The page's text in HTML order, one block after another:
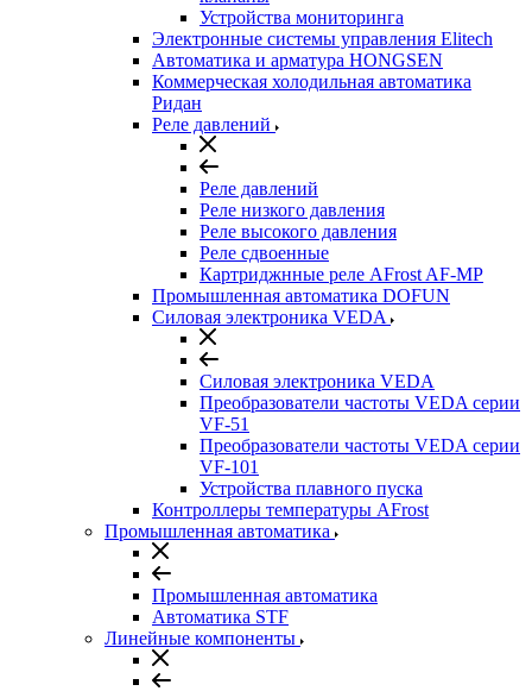
Устройства мониторинга
Электронные системы управления Elitech
Автоматика и арматура HONGSEN
Коммерческая холодильная автоматика
Ридан
Реле давлений
Реле давлений
Реле низкого давления
Реле высокого давления
Реле сдвоенные
Картриджнные реле AFrost AF-MP
Промышленная автоматика DOFUN
Силовая электроника VEDA
Силовая электроника VEDA
Преобразователи частоты VEDA серии
VF-51
Преобразователи частоты VEDA серии
VF-101
Устройства плавного пуска
Контроллеры температуры AFrost
Промышленная автоматика
Промышленная автоматика
Автоматика STF
Линейные компоненты